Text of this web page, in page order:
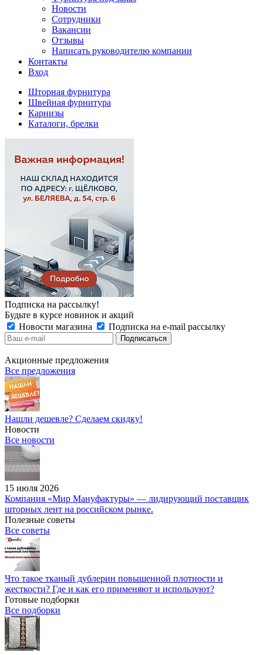
Новости
Сотрудники
Вакансии
Отзывы
Написать руководителю компании
Контакты
Вход
Шторная фурнитура
Швейная фурнитура
Карнизы
Каталоги, брелки
Подписка на рассылку!
Будьте в курсе новинок и акций
Новости магазина
Подписка на e-mail рассылку
Акционные предложения
Все предложения
Нашли дешевле? Сделаем скидку!
Новости
Все новости
15 июля 2026
Компания «Мир Мануфактуры» — лидирующий поставщик
шторных лент на российском рынке.
Полезные советы
Все советы
Что такое тканый дублерин повышенной плотности и
жесткости? Где и как его применяют и используют?
Готовые подборки
Все подборки